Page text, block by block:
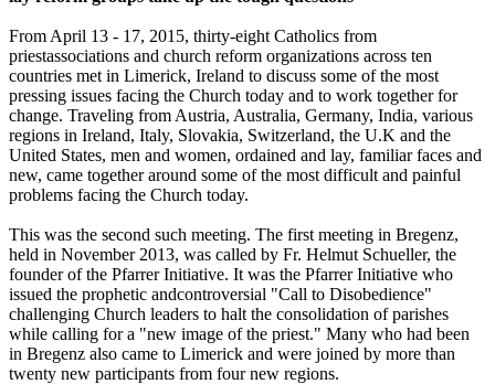
From April 13 - 17, 2015, thirty-eight Catholics from
priestassociations and church reform organizations across ten
countries met in Limerick, Ireland to discuss some of the most
pressing issues facing the Church today and to work together for
change. Traveling from Austria, Australia, Germany, India, various
regions in Ireland, Italy, Slovakia, Switzerland, the U.K and the
United States, men and women, ordained and lay, familiar faces and
new, came together around some of the most difficult and painful
problems facing the Church today.
This was the second such meeting. The first meeting in Bregenz,
held in November 2013, was called by Fr. Helmut Schueller, the
founder of the Pfarrer Initiative. It was the Pfarrer Initiative who
issued the prophetic andcontroversial "Call to Disobedience"
challenging Church leaders to halt the consolidation of parishes
while calling for a "new image of the priest." Many who had been
in Bregenz also came to Limerick and were joined by more than
twenty new participants from four new regions.